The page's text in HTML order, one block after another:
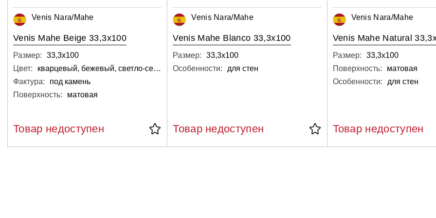
Venis Nara/Mahe
Venis Mahe Beige 33,3x100
Размер:
33,3х100
Цвет:
кварцевый, бежевый, светло-серый, светлый
Фактура:
под камень
Поверхность:
матовая
Товар недоступен
Venis Nara/Mahe
Venis Mahe Blanco 33,3x100
Размер:
33,3х100
Особенности:
для стен
Товар недоступен
Venis Nara/Mahe
Venis Mahe Natural
Размер:
33,3х100
Поверхность:
матовая
Особенности:
для стен
Товар недоступен